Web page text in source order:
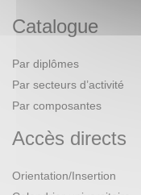
Catalogue
Par diplômes
Par secteurs d’activité
Par composantes
Accès directs
Orientation/Insertion